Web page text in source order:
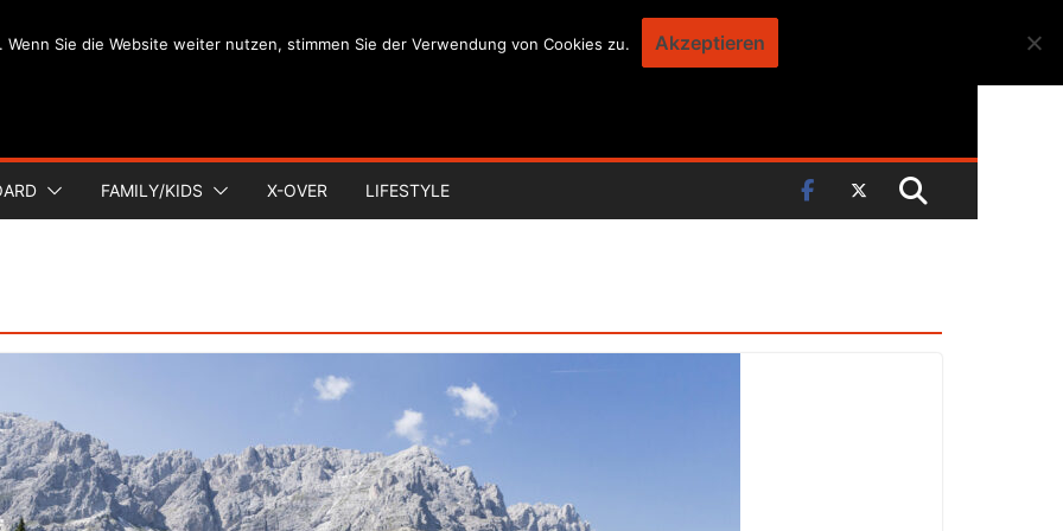
FAMILY/KIDS X-OVER LIFESTYLE
Wenn Sie die Website weiter nutzen, stimmen Sie der Verwendung von Cookies zu. Akzeptieren